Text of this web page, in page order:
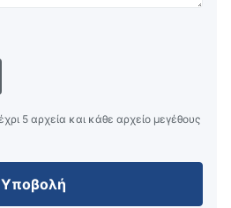
5 αρχεία και κάθε αρχείο μεγέθους
Υποβολή